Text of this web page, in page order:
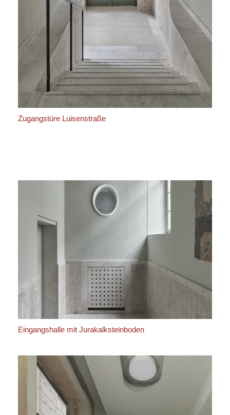
Zugangstüre Luisenstraße
Eingangshalle mit Jurakalksteinboden